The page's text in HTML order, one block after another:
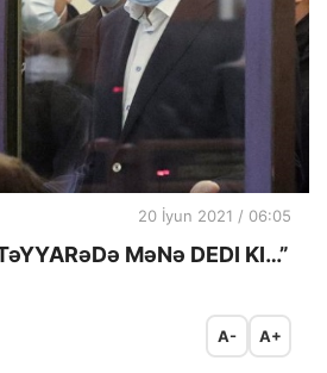
20 İyun 2021 / 06:05
MəNə DEDI KI…”
A- A+